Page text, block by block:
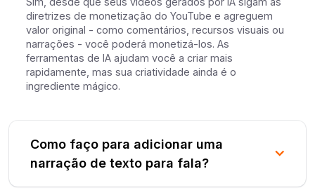
diretrizes de monetização do YouTube e agreguem
valor original - como comentários, recursos visuais ou
narrações - você poderá monetizá-los. As
ferramentas de IA ajudam você a criar mais
rapidamente, mas sua criatividade ainda é o
ingrediente mágico.
Como faço para adicionar uma
narração de texto para fala?